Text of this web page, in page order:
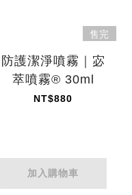
售完
防護潔淨噴霧｜宓
萃噴霧® 30ml
NT$880
加入購物車